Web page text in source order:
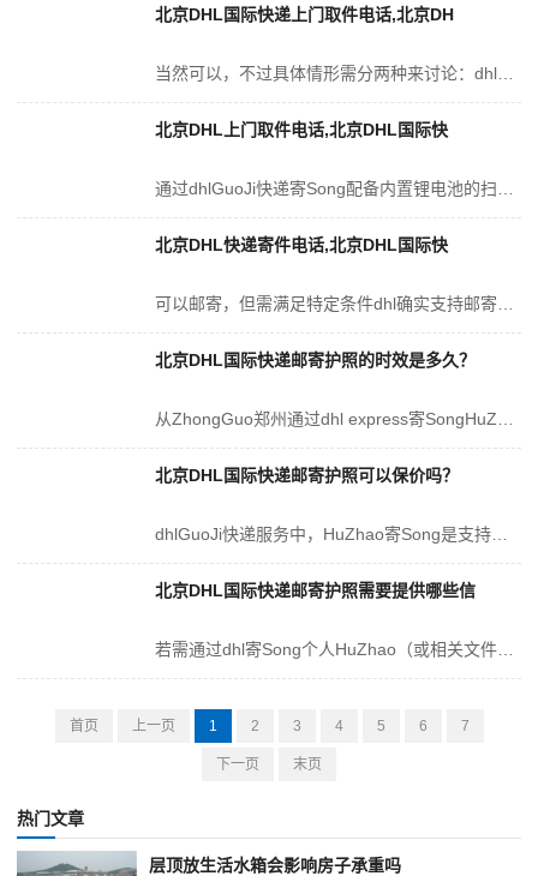
北京DHL国际快递上门取件电话,北京DH
北京DHL上门取件电话,北京DHL国际快
北京DHL快递寄件电话,北京DHL国际快
北京DHL国际快递邮寄护照的时效是多久？
北京DHL国际快递邮寄护照可以保价吗？
北京DHL国际快递邮寄护照需要提供哪些信
首页 上一页 1 2 3 4 5 6 7
下一页 末页
热门文章
层顶放生活水箱会影响房子承重吗